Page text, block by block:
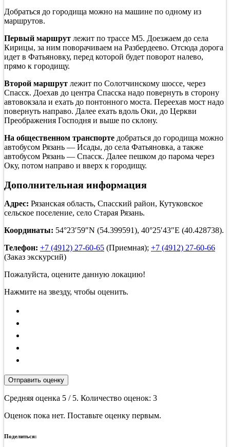
Добраться до городища можно на машине по одному из
маршрутов.
Первый маршрут лежит по трассе M5. Доезжаем до села
Кирицы, за ним поворачиваем на Разбердеево. Отсюда дорога
идет в Фатьяновку, перед которой будет поворот налево,
прямо к городищу.
Второй маршрут лежит по Солотчинскому шоссе, через
Спасск. Доехав до центра Спасска надо повернуть в сторону
автовокзала и ехать до понтонного моста. Переехав мост надо
повернуть направо. Далее ехать вдоль Оки, до Церкви
Преображения Господня и выше по склону.
На общественном транспорте добраться до городища можно
автобусом Рязань — Исады, до села Фатьяновка, а также
автобусом Рязань — Спасск. Далее пешком до парома через
Оку, потом направо и вверх к городищу.
Дополнительная информация
Адрес: Рязанская область, Спасский район, Кутуковское
сельское поселение, село Старая Рязань.
Координаты: 54°23′59″N (54.399591), 40°25′43″E (40.428738).
Телефон: +7 (4912) 27-60-65 (Приемная); +7 (4912) 27-60-66
(Заказ экскурсий)
Пожалуйста, оцените данную локацию!
Нажмите на звезду, чтобы оценить.
Отправить оценку
Средняя оценка 5 / 5. Количество оценок: 3
Оценок пока нет. Поставьте оценку первым.
Поделиться: